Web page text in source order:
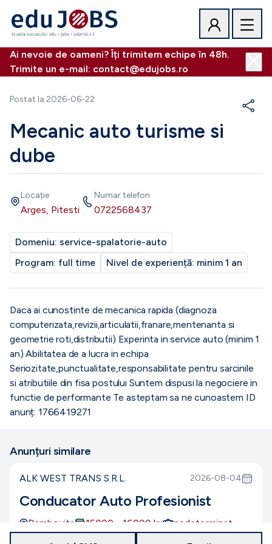
Ai nevoie de oameni? Îți trimitem echipe în 48h.
Trimite un e-mail: contact@edujobs.ro
Postat la 2026-06-22
Mecanic auto turisme si
dube
Locație
Arges, Pitesti
Numar telefon
0722568437
Domeniu: service-spalatorie-auto
Program: full time Nivel de experiență: minim 1 an
Daca ai cunostinte de mecanica rapida (diagnoza
computerizata,revizii,articulatii,franare,mentenanta si
geometrie roti,distributii) Experinta in service auto (minim 1
an) Abilitatea de a lucra in echipa
Seriozitate,punctualitate,responsabilitate pentru sarcinile
si atributiile din fisa postului Suntem dispusi la negociere in
functie de performante Te asteptam sa ne cunoastem ID
anunț: 1766419271
Anunțuri similare
ALK WEST TRANS S.R.L. 2026-08-04
Conducator Auto Profesionist
Dambovita 15000 16000 lei
nedeterminat
full-time